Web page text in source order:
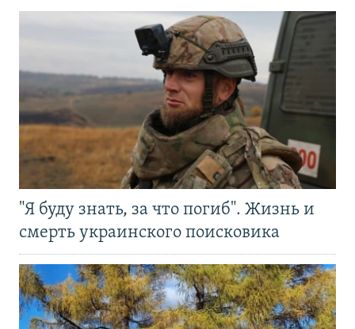
"Я буду знать, за что погиб". Жизнь и
смерть украинского поисковика